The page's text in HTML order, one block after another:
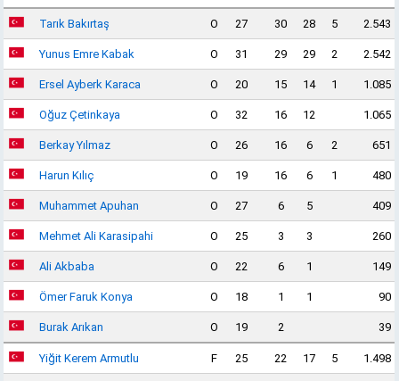
Tarık Bakırtaş O 27 30 28 5 2.543
Yunus Emre Kabak O 31 29 29 2 2.542
Ersel Ayberk Karaca O 20 15 14 1 1.085
Oğuz Çetinkaya O 32 16 12 1.065
Berkay Yılmaz O 26 16 6 2 651
Harun Kılıç O 19 16 6 1 480
Muhammet Apuhan O 27 6 5 409
Mehmet Ali Karasipahi O 25 3 3 260
Ali Akbaba O 22 6 1 149
Ömer Faruk Konya O 18 1 1 90
Burak Arıkan O 19 2 39
Yiğit Kerem Armutlu F 25 22 17 5 1.498